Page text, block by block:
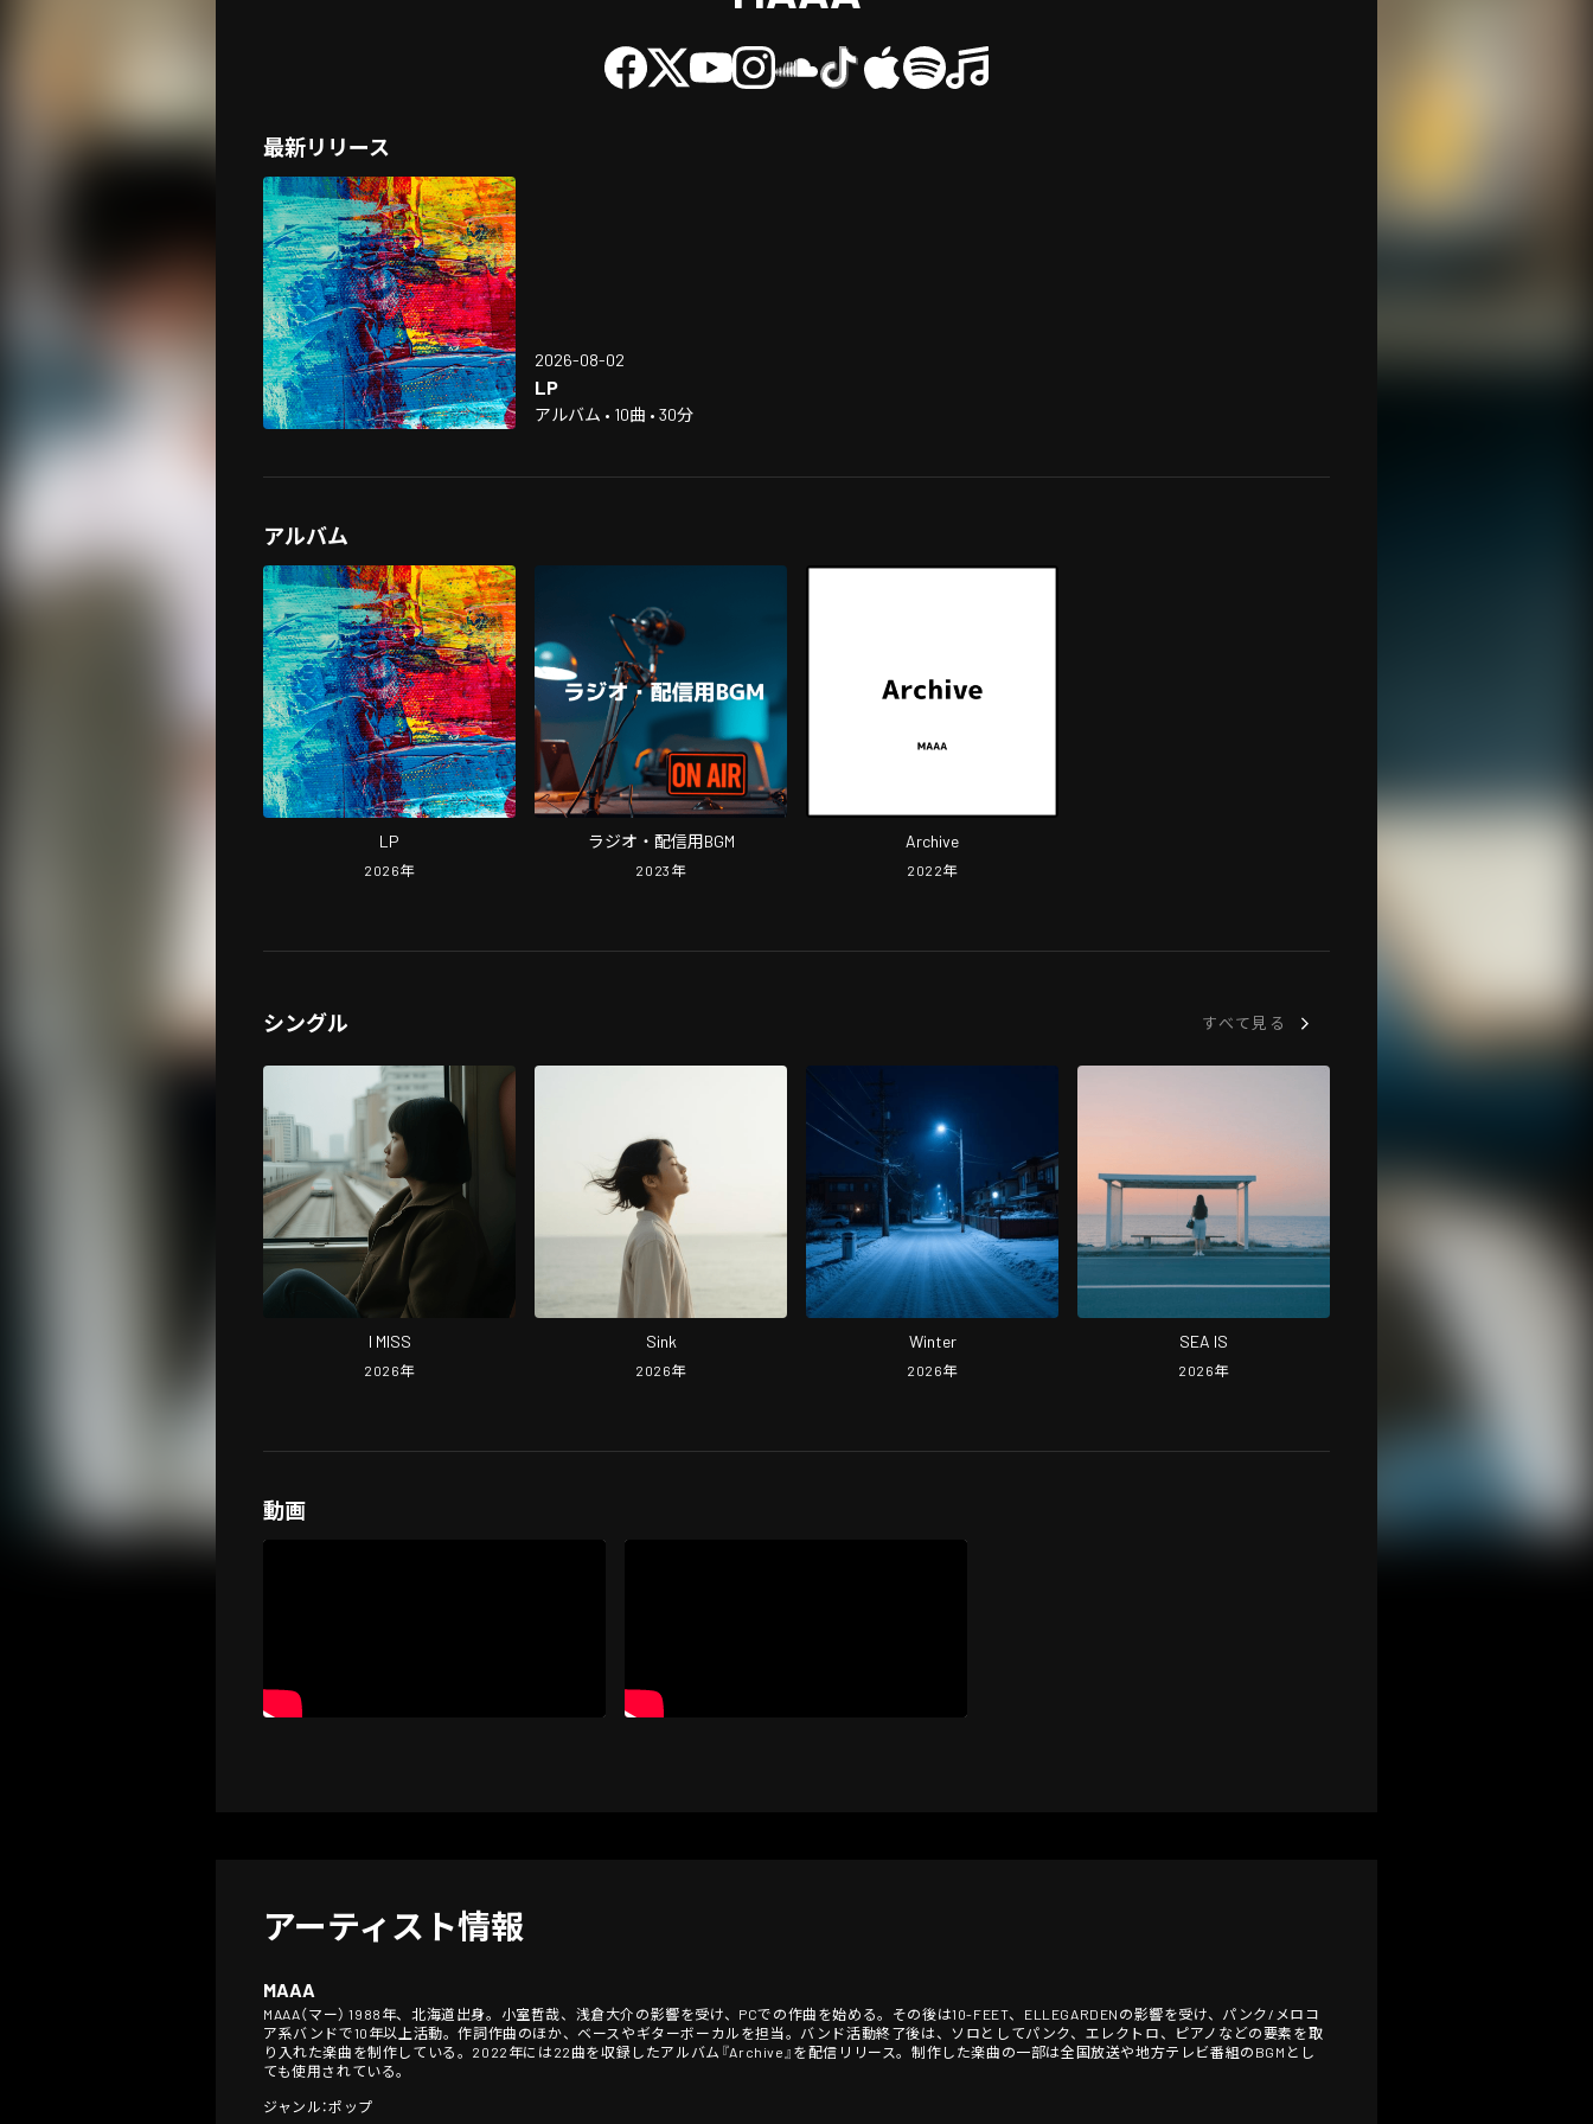
最新リリース
2026-08-02
LP
アルバム • 10曲 • 30分
アルバム
LP
2026年
ラジオ・配信用BGM
2023 年
Archive
2022年
シングル すべて見る
I MISS
2026年
Sink
2026年
Winter
2026年
SEA IS
2026年
動画
アーティスト情報
MAAA
MAAA（マー） 1988年、北海道出身。小室哲哉、浅倉大介の影響を受け、PCでの作曲を始める。その後は10-FEET、ELLEGARDENの影響を受け、パンク/メロコ
ア系バンドで10年以上活動。作詞作曲のほか、ベースやギターボーカルを担当。バンド活動終了後は、ソロとしてパンク、エレクトロ、ピアノなどの要素を取
り入れた楽曲を制作している。2022年には22曲を収録したアルバム『Archive』を配信リリース。制作した楽曲の一部は全国放送や地方テレビ番組のBGMとし
ても使用されている。
ジャンル：ポップ